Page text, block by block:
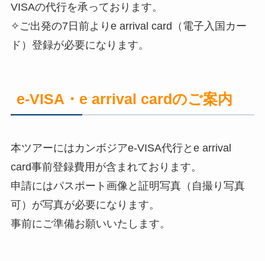
VISAの代行を承っております。
✧ご出発の7日前よりe arrival card（電子入国カー
ド）登録が必要になります。
e-VISA・e arrival cardのご案内
本ツアーにはカンボジアe-VISA代行とe arrival
card事前登録費用が含まれております。
申請にはパスポート画像と証明写真（自撮り写真
可）が写真が必要になります。
事前にご準備お願いいたします。